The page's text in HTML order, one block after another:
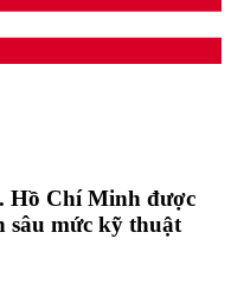
Hồ Chí Minh được
sâu mức kỹ thuật